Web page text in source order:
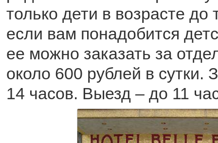
только дети в возрасте до
если вам понадобится
ее можно заказать за
около 600 рублей в сутки.
14 часов. Выезд – до 11